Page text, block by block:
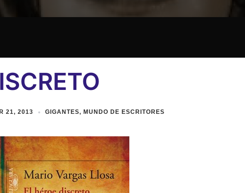
21, 2013 GIGANTES, MUNDO DE ESCRITORES